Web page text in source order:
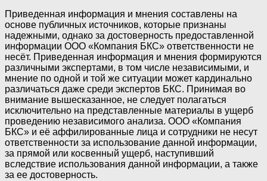
Приведенная информация и мнения составлены на
основе публичных источников, которые признаны
надежными, однако за достоверность предоставленной
информации ООО «Компания БКС» ответственности не
несёт. Приведенная информация и мнения формируются
различными экспертами, в том числе независимыми, и
мнение по одной и той же ситуации может кардинально
различаться даже среди экспертов БКС. Принимая во
внимание вышесказанное, не следует полагаться
исключительно на представленные материалы в ущерб
проведению независимого анализа. ООО «Компания
БКС» и её аффилированные лица и сотрудники не несут
ответственности за использование данной информации,
за прямой или косвенный ущерб, наступивший
вследствие использования данной информации, а также
за ее достоверность.